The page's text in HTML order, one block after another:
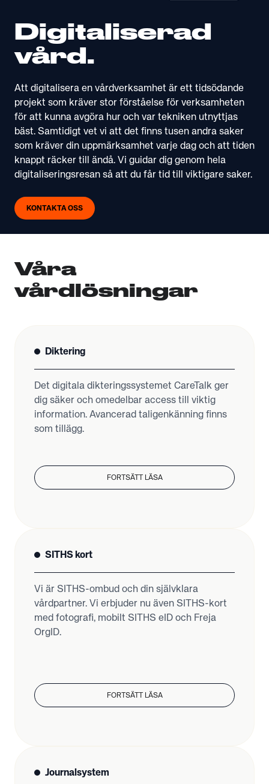
Digitaliserad
vård.
Att digitalisera en vårdverksamhet är ett tidsödande
projekt som kräver stor förståelse för verksamheten
för att kunna avgöra hur och var tekniken utnyttjas
bäst. Samtidigt vet vi att det finns tusen andra saker
som kräver din uppmärksamhet varje dag och att tiden
knappt räcker till ändå. Vi guidar dig genom hela
digitaliseringsresan så att du får tid till viktigare saker.
KONTAKTA OSS
Våra
vårdlösningar
Diktering
Det digitala dikteringssystemet CareTalk ger
dig säker och omedelbar access till viktig
information. Avancerad taligenkänning finns
som tillägg.
FORTSÄTT LÄSA
SITHS kort
Vi är SITHS-ombud och din självklara
vårdpartner. Vi erbjuder nu även SITHS-kort
med fotografi, mobilt SITHS eID och Freja
OrgID.
FORTSÄTT LÄSA
Journalsystem